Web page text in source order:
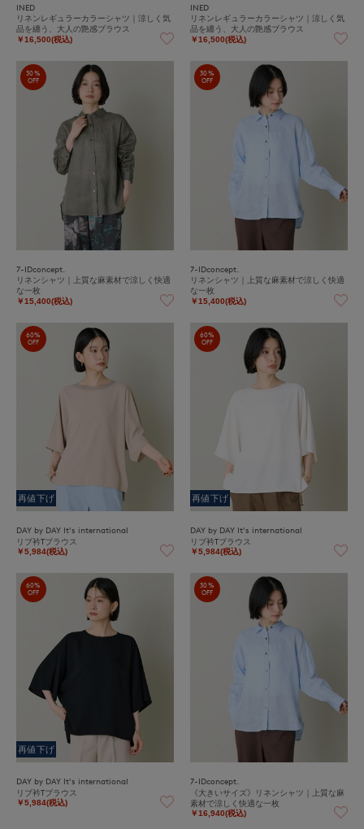
INED
リネンレギュラーカラーシャツ｜涼しく気
品を纏う、大人の艶感ブラウス
￥16,500(税込)
INED
リネンレギュラーカラーシャツ｜涼しく気
品を纏う、大人の艶感ブラウス
￥16,500(税込)
30%
OFF
7-IDconcept.
リネンシャツ｜上質な麻素材で涼しく快適
な一枚
￥15,400(税込)
30%
OFF
7-IDconcept.
リネンシャツ｜上質な麻素材で涼しく快適
な一枚
￥15,400(税込)
60%
OFF
再値下げ
DAY by DAY It's international
リブ衿Tブラウス
￥5,984(税込)
60%
OFF
再値下げ
DAY by DAY It's international
リブ衿Tブラウス
￥5,984(税込)
60%
OFF
再値下げ
DAY by DAY It's international
リブ衿Tブラウス
￥5,984(税込)
30%
OFF
7-IDconcept.
《大きいサイズ》リネンシャツ｜上質な麻
素材で涼しく快適な一枚
￥16,940(税込)